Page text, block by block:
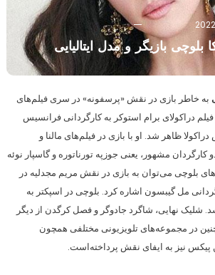
بلوچی بازیگر و مدل ایتالیایی
به خاطر بازی در نقش «پرسفونه» در سری فیلم‌های
دراکولای برام استوکر به کارگردانی فرانسیس
ظاهر شد. او با بازی در فیلم‌های مالنا و
مشهور، یعنی جوزپه تورناتوره و گاسپار نوئه
بلوچی می‌توان به بازی در نقش مریم مجدلیه در
مل گیبسون اشاره کرد. بلوچی در اسپکتر به
شلیک نهایی، شاگرد جادوگر و فصل کرگدن از دیگر
در مجموعه‌های تلویزیونی مختلفی همچون
پیکس نیز به ایفای نقش پرداخته‌است.